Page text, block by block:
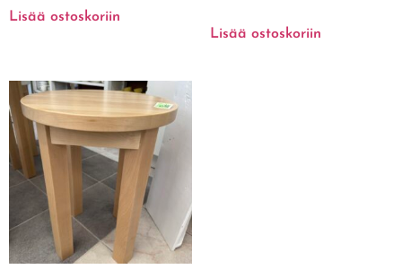
Lisää ostoskoriin
Lisää ostoskoriin